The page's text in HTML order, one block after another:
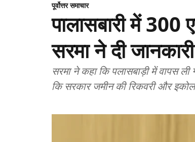
पूर्वोत्तर समाचार
पालासबारी में 300
सरमा ने दी जानकारी
सरमा ने कहा कि पलासबाड़ी में वापस
कि सरकार जमीन की रिकवरी और